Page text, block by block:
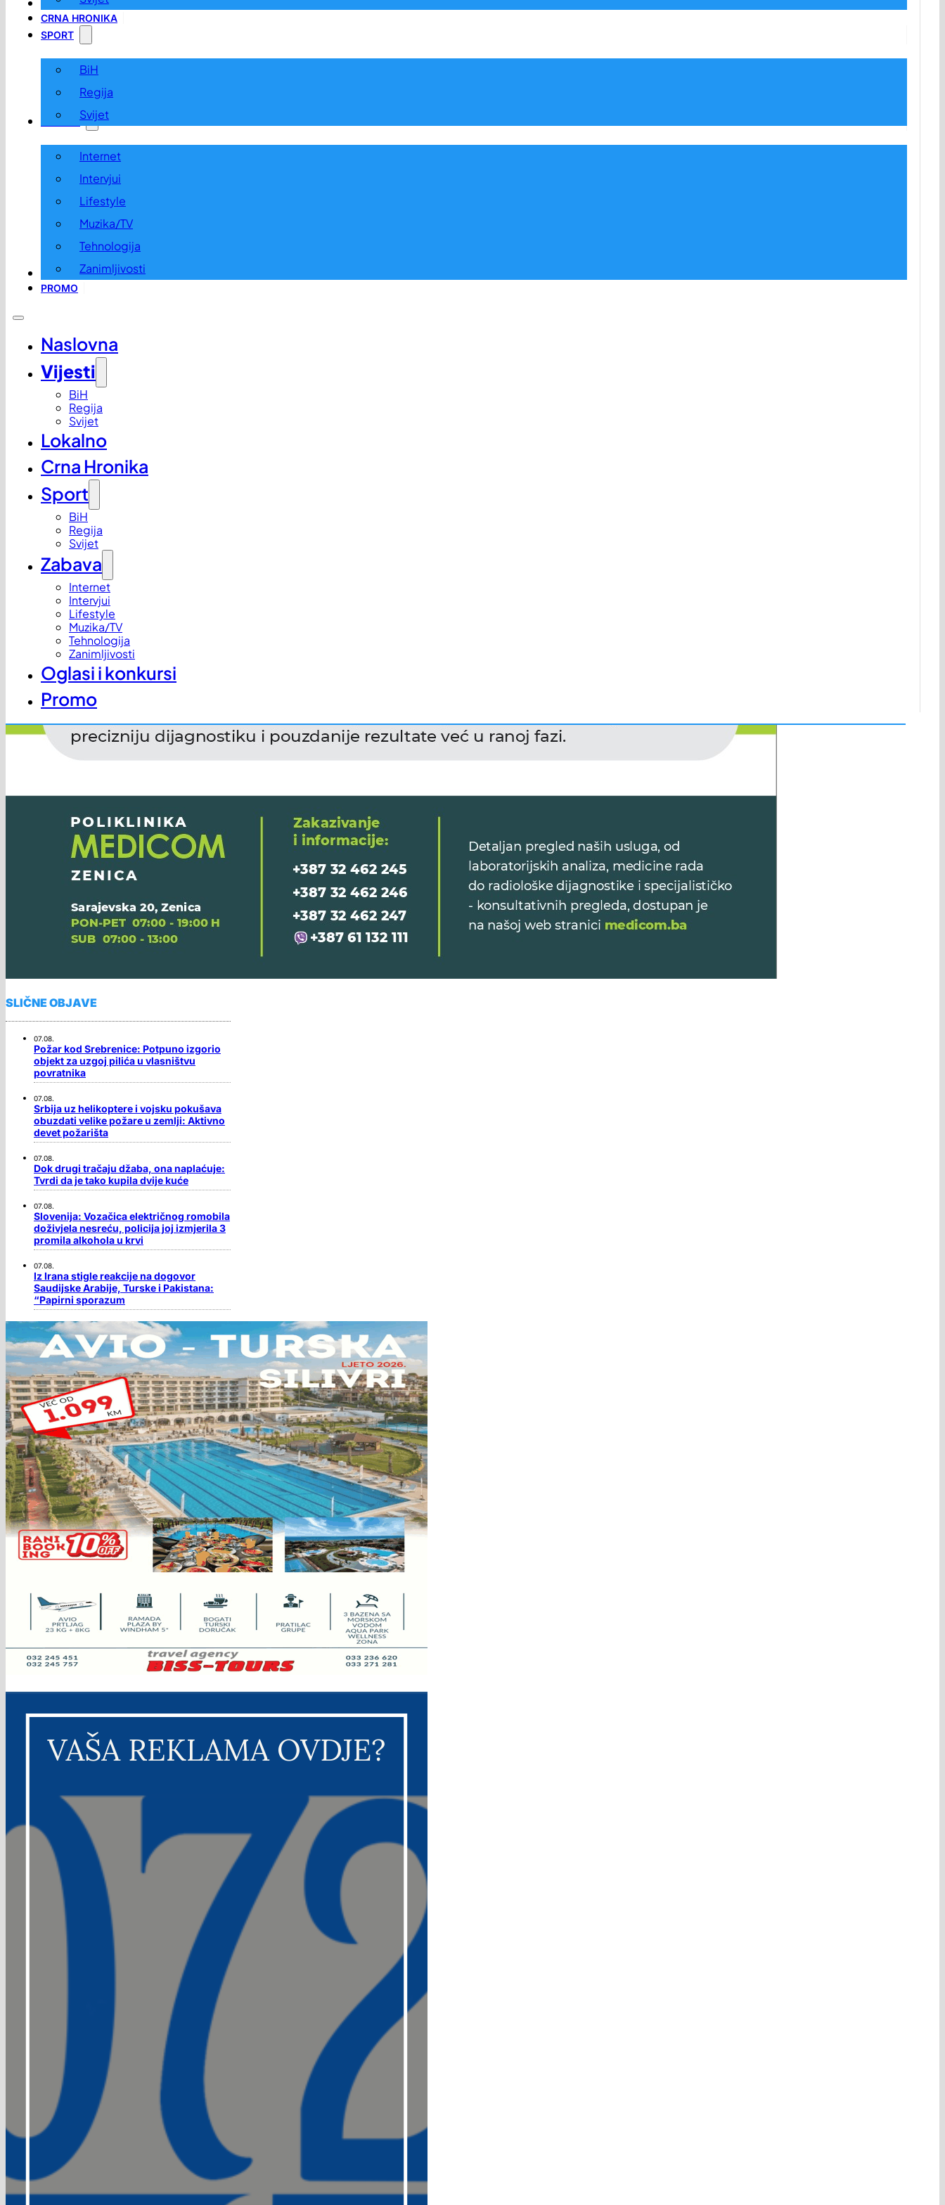
LOKALNO
CRNA HRONIKA
SPORT
BiH
Regija
Svijet
ZABAVA
Internet
Intervjui
Lifestyle
Muzika/TV
Tehnologija
Zanimljivosti
OGLASI I KONKURSI
PROMO
Naslovna
Vijesti
BiH
Regija
Svijet
Lokalno
Crna Hronika
Sport
BiH
Regija
Svijet
Zabava
Internet
Intervjui
Lifestyle
Muzika/TV
Tehnologija
Zanimljivosti
Oglasi i konkursi
Promo
SLIČNE OBJAVE
07.08.
Požar kod Srebrenice: Potpuno izgorio
objekt za uzgoj pilića u vlasništvu
povratnika
07.08.
Srbija uz helikoptere i vojsku pokušava
obuzdati velike požare u zemlji: Aktivno
devet požarišta
07.08.
Dok drugi tračaju džaba, ona naplaćuje:
Tvrdi da je tako kupila dvije kuće
07.08.
Slovenija: Vozačica električnog romobila
doživjela nesreću, policija joj izmjerila 3
promila alkohola u krvi
07.08.
Iz Irana stigle reakcije na dogovor
Saudijske Arabije, Turske i Pakistana:
“Papirni sporazum